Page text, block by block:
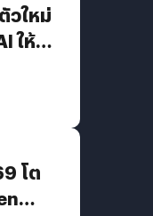
วใหม่
ให้
โต